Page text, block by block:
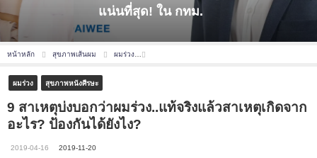
แน่นที่สุด! ใน กทม.
หน้าหลัก สุขภาพเส้นผม ผมร่วง
ผมร่วง สุขภาพหนังศีรษะ
9 สาเหตุบ่งบอกว่าผมร่วง..แท้จริงแล้วสาเหตุเกิดจาก
อะไร? ป้องกันได้ยังไง?
2019-04-16 2019-11-20